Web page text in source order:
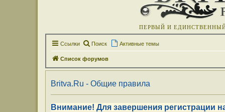
ПЕРВЫЙ И
Ссылки Поиск Активные темы
Список форумов
Britva.Ru - Общие правила
Внимание! Для завершения регистрации